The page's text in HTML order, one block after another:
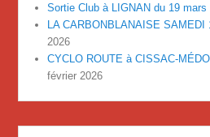
Sortie Club à LIGNAN du 19 mars
LA CARBONBLANAISE SAMEDI
2026
CYCLO ROUTE à CISSAC-
février 2026